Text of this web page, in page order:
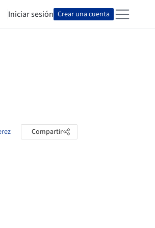
Iniciar sesión Crear una cuenta
Compartir